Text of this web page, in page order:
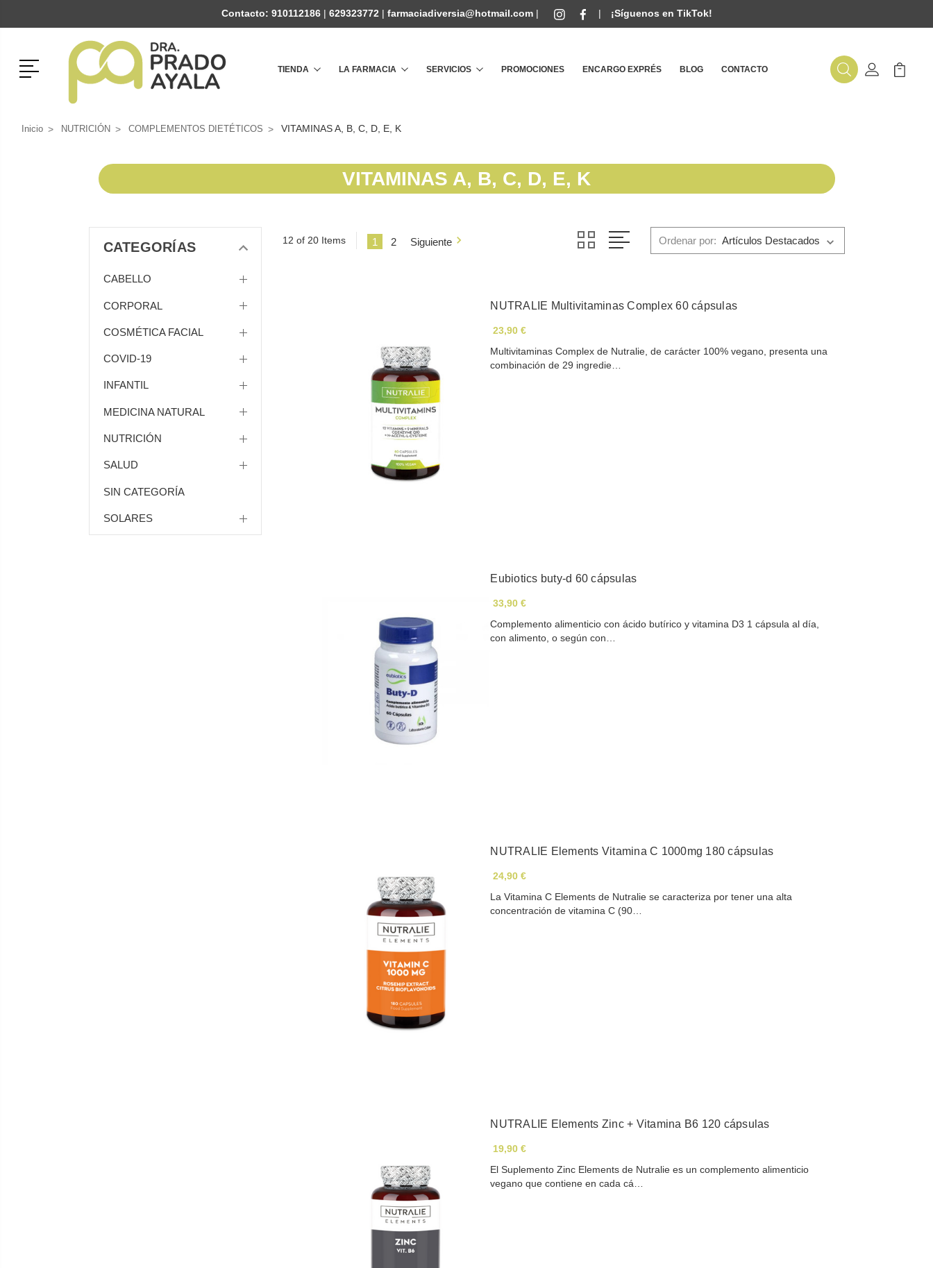
Contacto: 910112186| 629323772| farmaciadiversia@hotmail.com| | ¡Síguenos en TikTok!
Menú TIENDA LA FARMACIA SERVICIOS PROMOCIONES ENCARGO EXPRÉS BLOG CONTACTO BuscarMi Cuenta
Mi
Inicio NUTRICIÓN COMPLEMENTOS DIETÉTICOS VITAMINAS A, B, C, D, E, K
VITAMINAS A, B, C, D, E, K
CATEGORÍAS
CABELLO
CORPORAL
COSMÉTICA FACIAL
COVID-19
INFANTIL
MEDICINA NATURAL
NUTRICIÓN
SALUD
SIN CATEGORÍA
SOLARES
12 of 20 Items 1 2 Siguiente Ordenar por:
NUTRALIE Multivitaminas Complex 60 cápsulas
23,90 €
Multivitaminas Complex de Nutralie, de carácter 100% vegano, presenta una
combinación de 29 ingredie…
Eubiotics buty-d 60 cápsulas
33,90 €
Complemento alimenticio con ácido butírico y vitamina D3 1 cápsula al día,
con alimento, o según con…
NUTRALIE Elements Vitamina C 1000mg 180 cápsulas
24,90 €
La Vitamina C Elements de Nutralie se caracteriza por tener una alta
concentración de vitamina C (90…
NUTRALIE Elements Zinc + Vitamina B6 120 cápsulas
19,90 €
El Suplemento Zinc Elements de Nutralie es un complemento alimenticio
vegano que contiene en cada cá…